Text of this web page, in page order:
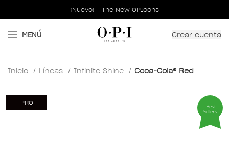
¡Nuevo! - The New OPIcons
MENÚ Crear cuenta
Inicio Líneas Infinite Shine Coca-Cola® Red
PRO Best
Sellers